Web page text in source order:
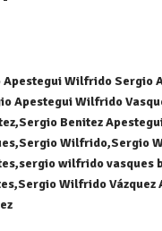
Apestegui Wilfrido Sergio
Apestegui Wilfrido
Sergio Benitez
Sergio Wilfrido Sergio
sergio wilfrido vasques
Sergio Wilfrido Vázquez